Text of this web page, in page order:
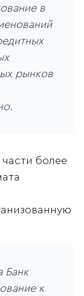
в
рынков
более
Банк
к